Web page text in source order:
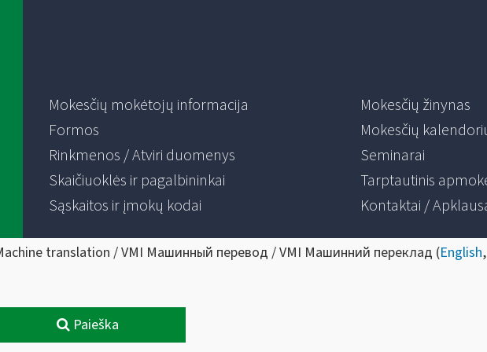
Mokesčių mokėtojų informacija
Formos
Rinkmenos / Atviri duomenys
Skaičiuoklės ir pagalbininkai
Sąskaitos ir įmokų kodai
Mokesčių žinynas
Mokesčių
Seminarai
Tarptautinis
Kontaktai /
translation / VMI Машинный перевод / VMI Машинний переклад (English,
Paieška